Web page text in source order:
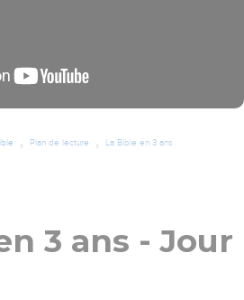
Plan de lecture La Bible en 3 ans
3 ans - Jour